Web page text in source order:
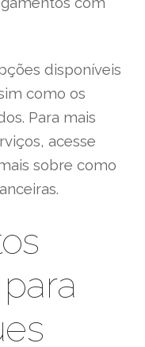
disponíveis
como os
Para mais
acesse
sobre como